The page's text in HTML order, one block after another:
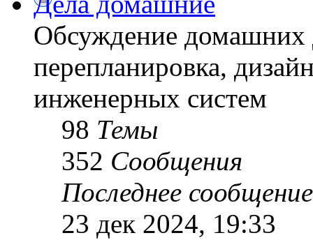
Обсуждение домашних
перепланировка,
инженерных систем
98 Темы
352 Сообщения
Последнее сообщение
23 дек 2024, 19:33